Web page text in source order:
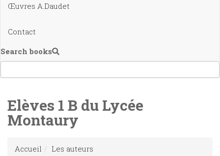
Œuvres A.Daudet
Contact
Search books
Elèves 1 B du Lycée
Montaury
Accueil
Les auteurs